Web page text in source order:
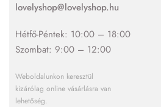
lovelyshop@lovelyshop.hu
Hétfő-Péntek: 10:00 – 18:00
Szombat: 9:00 – 12:00
Weboldalunkon keresztül
kizárólag online vásárlásra van
lehetőség.